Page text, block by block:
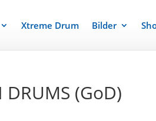
Xtreme Drum Bilder
(GoD)